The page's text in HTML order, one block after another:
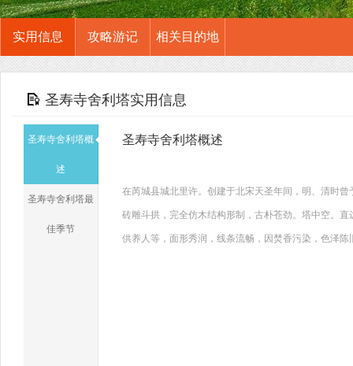
实用信息 攻略游记 相关目的地
圣寿寺舍利塔实用信息
圣寿寺舍利塔概
述
圣寿寺舍利塔最
佳季节
圣寿寺舍利塔概述
在芮城县城北里许。创建于北宋天圣年间，明、清时
砖雕斗拱，完全仿木结构形制，古朴苍劲。塔中空。
供养人等，面形秀润，线条流畅，因焚香污染，色泽